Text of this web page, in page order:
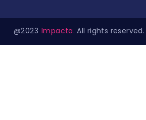
@2023 Impacta. All rights reserved.